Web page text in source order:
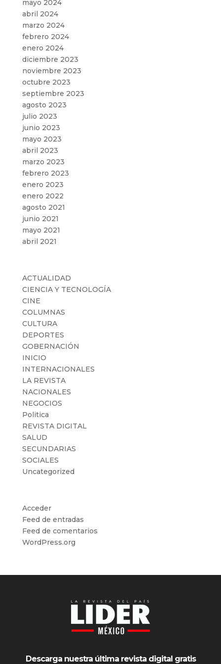
mayo 2024
abril 2024
marzo 2024
febrero 2024
enero 2024
diciembre 2023
noviembre 2023
octubre 2023
septiembre 2023
agosto 2023
julio 2023
junio 2023
mayo 2023
abril 2023
marzo 2023
febrero 2023
enero 2023
enero 2022
agosto 2021
junio 2021
mayo 2021
abril 2021
ACTUALIDAD
CIENCIA Y TECNOLOGÍA
CINE
COLUMNAS
CULTURA
DEPORTES
GOBERNACIÓN
INICIO
INTERNACIONALES
LA REVISTA
NACIONALES
NEGOCIOS
Politica
REVISTA DIGITAL
SALUD
SECUNDARIAS
SOCIALES
Uncategorized
Acceder
Feed de entradas
Feed de comentarios
WordPress.org
Descarga nuestra última revista digital gratis